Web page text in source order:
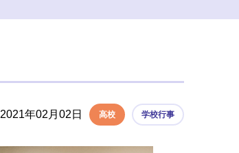
2021年02月02日 高校 学校行事